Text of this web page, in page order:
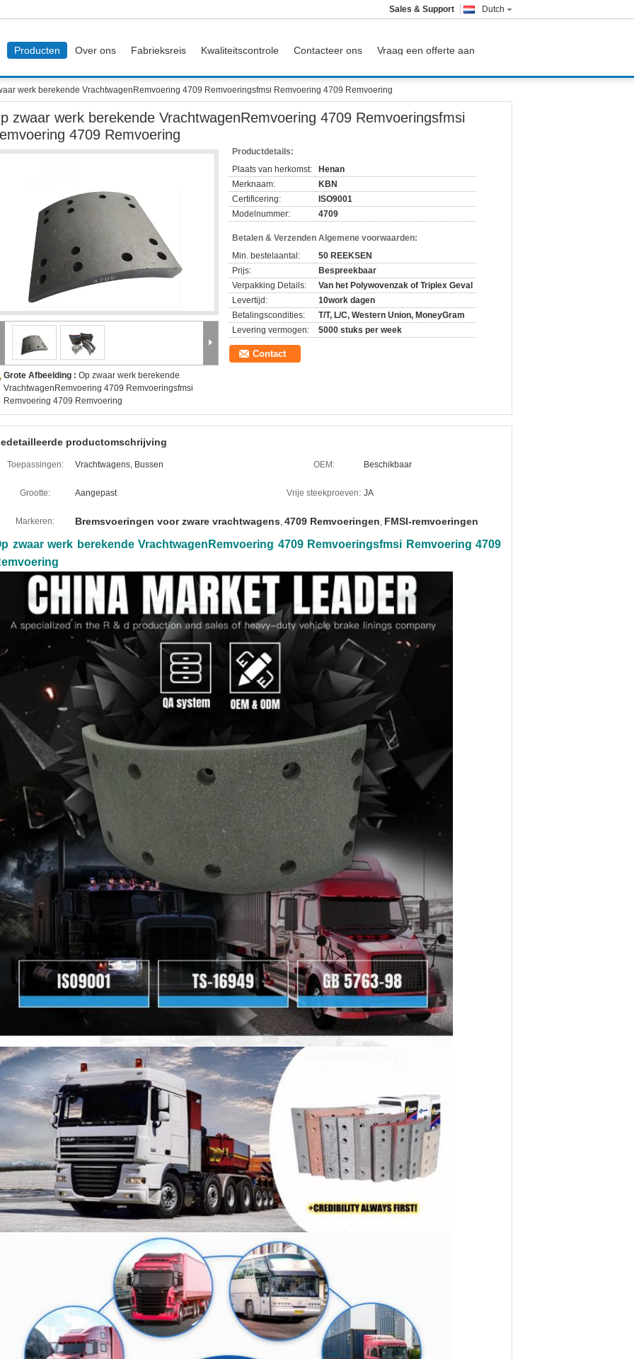
Dutch
Sales & Support
Producten Over ons Fabrieksreis Kwaliteitscontrole Contacteer ons Vraag een offerte aan
werk berekende VrachtwagenRemvoering 4709 Remvoeringsfmsi Remvoering 4709 Remvoering
zwaar werk berekende VrachtwagenRemvoering 4709 Remvoeringsfmsi
4709 Remvoering
Grote Afbeelding : Op zwaar werk berekende
VrachtwagenRemvoering 4709 Remvoeringsfmsi
Remvoering 4709 Remvoering
Productdetails:
Plaats van herkomst:
Henan
Merknaam:
KBN
Certificering:
ISO9001
Modelnummer:
4709
Betalen & Verzenden Algemene voorwaarden:
Min. bestelaantal:
50 REEKSEN
Prijs:
Bespreekbaar
Verpakking Details:
Van het Polywovenzak of Triplex Geval
Levertijd:
10work dagen
Betalingscondities:
T/T, L/C, Western Union, MoneyGram
Levering vermogen:
5000 stuks per week
Contact
productomschrijving
Toepassingen: Vrachtwagens, Bussen OEM: Beschikbaar
Grootte: Aangepast Vrije steekproeven: JA
Markeren: Bremsvoeringen voor zware vrachtwagens, 4709 Remvoeringen, FMSI-remvoeringen
zwaar werk berekende VrachtwagenRemvoering 4709 Remvoeringsfmsi Remvoering 4709